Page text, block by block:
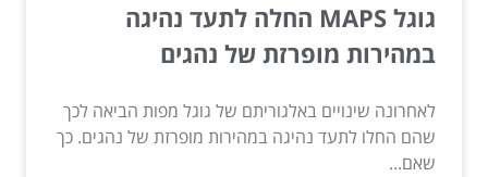
גוגל MAPS החלה לתעד נהיגה
במהירות מופרזת של נהגים
לאחרונה שינויים באלגוריתם של גוגל מפות הביאה לכך
שהם החלו לתעד נהיגה במהירות מופרזת של נהגים. כך
שאם...